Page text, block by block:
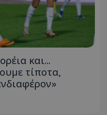
και...
τίποτα,